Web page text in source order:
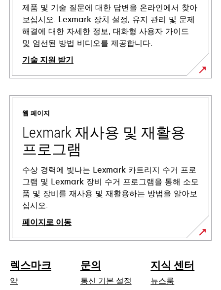
제품 및 기술 질문에 대한 답변을 온라인에서 찾아
보십시오. Lexmark 장치 설정, 유지 관리 및 문제
해결에 대한 자세한 정보, 대화형 사용자 가이드
및 엄선된 방법 비디오를 제공합니다.
기술 지원 받기
새
탭
웹 페이지
Lexmark 재사용 및 재활용
프로그램
수상 경력에 빛나는 Lexmark 카트리지 수거 프로
그램 및 Lexmark 장비 수거 프로그램을 통해 소모
품 및 장비를 재사용 및 재활용하는 방법을 알아보
십시오.
페이지로 이동
렉스마크
약
문의
통신 기본 설정
지식 센터
뉴스룸